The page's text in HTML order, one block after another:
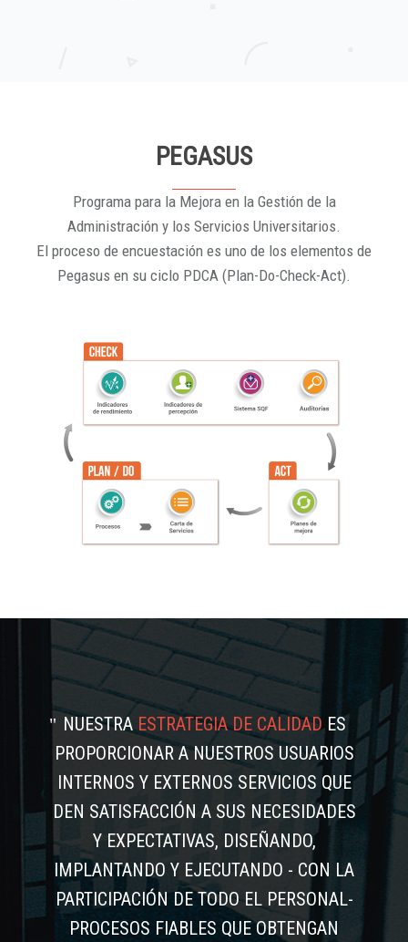
PEGASUS
Programa para la Mejora en la Gestión de la
Administración y los Servicios Universitarios.
El proceso de encuestación es uno de los elementos de
Pegasus en su ciclo PDCA (Plan-Do-Check-Act).
NUESTRAESTRATEGIA DE CALIDADES
PROPORCIONAR A NUESTROS USUARIOS
INTERNOS Y EXTERNOS SERVICIOS QUE
DEN SATISFACCIÓN A SUS NECESIDADES
Y EXPECTATIVAS, DISEÑANDO,
IMPLANTANDO Y EJECUTANDO - CON LA
PARTICIPACIÓN DE TODO EL PERSONAL-
PROCESOS FIABLES QUE OBTENGAN